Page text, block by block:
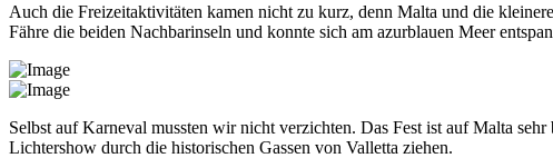
Auch die Freizeitaktivitäten kamen nicht zu kurz, denn Malta und die
Fähre die beiden Nachbarinseln und konnte sich am azurblauen Meer
Selbst auf Karneval mussten wir nicht verzichten. Das Fest ist auf Malta
Lichtershow durch die historischen Gassen von Valletta ziehen.